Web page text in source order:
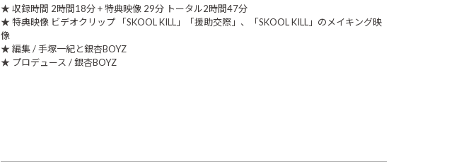
★ 収録時間 2時間18分 + 特典映像 29分 トータル2時間47分
★ 特典映像 ビデオクリップ 「SKOOL KILL」「援助交際」、「SKOOL KILL」のメイキング映
像
★ 編集 / 手塚一紀と銀杏BOYZ
★ プロデュース / 銀杏BOYZ